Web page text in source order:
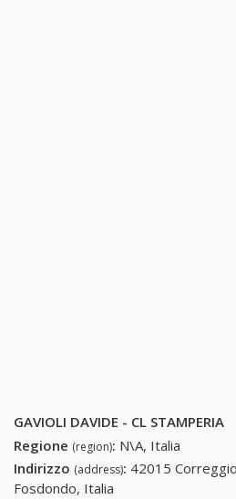
GAVIOLI DAVIDE - CL STAMPERIA
Regione (region): N\A, Italia
Indirizzo (address): 42015
Fosdondo, Italia